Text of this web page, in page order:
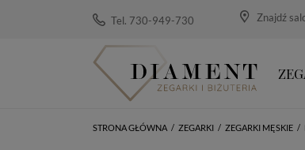
Tel. 730-949-730 Znajdź
STRONA GŁÓWNA / ZEGARKI / ZEGARKI MĘSKIE /